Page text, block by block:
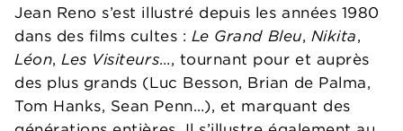
Jean Reno s’est illustré depuis les années 1980
dans des films cultes : Le Grand Bleu, Nikita,
Léon,Les Visiteurs…, tournant pour et auprès
des plus grands (Luc Besson, Brian de Palma,
Tom Hanks, Sean Penn…), et marquant des